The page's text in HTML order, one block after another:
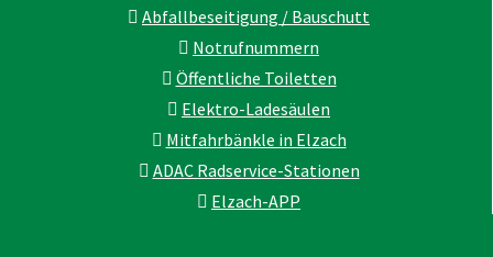
Abfallbeseitigung / Bauschutt
Notrufnummern
Öffentliche Toiletten
Elektro-Ladesäulen
Mitfahrbänkle in Elzach
ADAC Radservice-Stationen
Elzach-APP